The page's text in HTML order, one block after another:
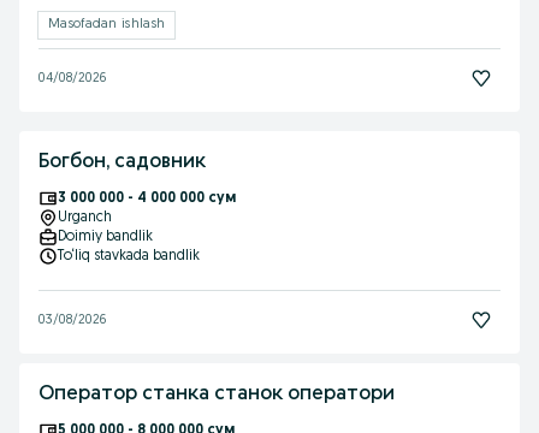
Masofadan ishlash
04/08/2026
Богбон, садовник
3 000 000 - 4 000 000 сум
Urganch
Doimiy bandlik
To‘liq stavkada bandlik
03/08/2026
Оператор станка станок оператори